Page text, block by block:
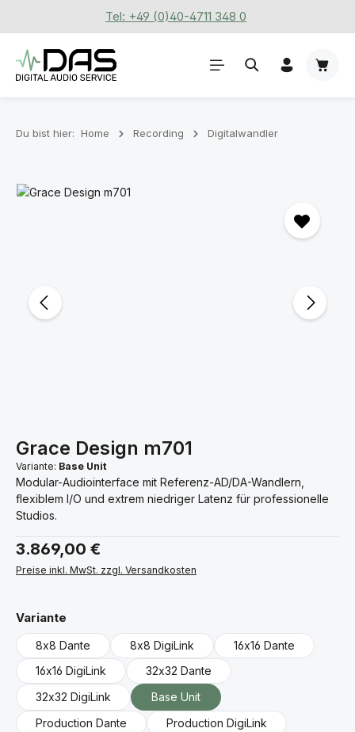
Zum Hauptinhalt springenTel: +49 (0)40-4711 348 0
Du bist hier: Home Recording Digitalwandler
Bildergalerie überspringen
Grace Design m701
Variante: Base Unit
Modular-Audiointerface mit Referenz-AD/DA-Wandlern,
flexiblem I/O und extrem niedriger Latenz für professionelle
Studios.
Regulärer Preis:
3.869,00 €
Preise inkl. MwSt. zzgl. Versandkosten
Variante
8x8 Dante 8x8 DigiLink
16x16 Dante
16x16 DigiLink
32x32 Dante
32x32 DigiLink
Base Unit
Production Dante
Production DigiLink